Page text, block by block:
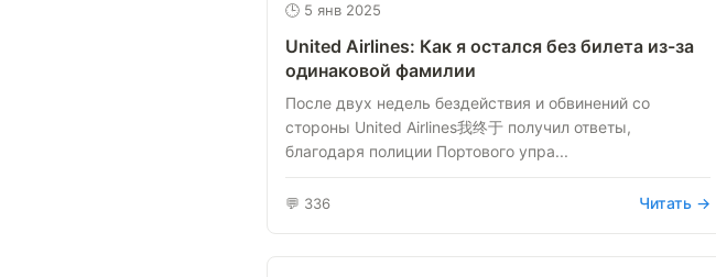
🕒 5 янв 2025
United Airlines: Как я остался без билета из-за
одинаковой фамилии
После двух недель бездействия и обвинений со
стороны United Airlines我终于 получил ответы,
благодаря полиции Портового упра...
💬 336 Читать →